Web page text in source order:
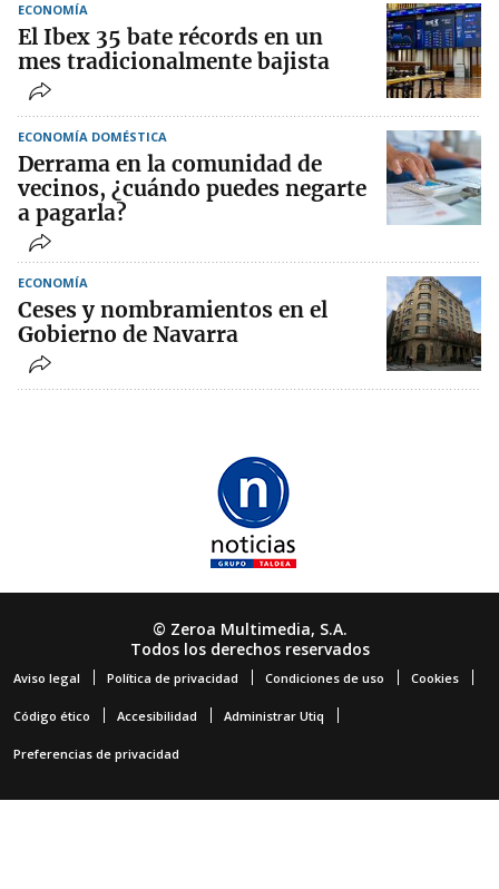
ECONOMÍA
El Ibex 35 bate récords en un
mes tradicionalmente bajista
ECONOMÍA DOMÉSTICA
Derrama en la comunidad de
vecinos, ¿cuándo puedes negarte
a pagarla?
ECONOMÍA
Ceses y nombramientos en el
Gobierno de Navarra
© Zeroa Multimedia, S.A.
Todos los derechos reservados
Aviso legal Política de privacidad Condiciones de uso Cookies
Código ético Accesibilidad Administrar Utiq
Preferencias de privacidad